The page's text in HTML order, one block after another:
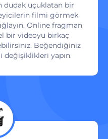
dudak uçuklatan bir
filmi görmek
Online fragman
bir videoyu birkaç
Beğendiğiniz
değişiklikleri yapın.